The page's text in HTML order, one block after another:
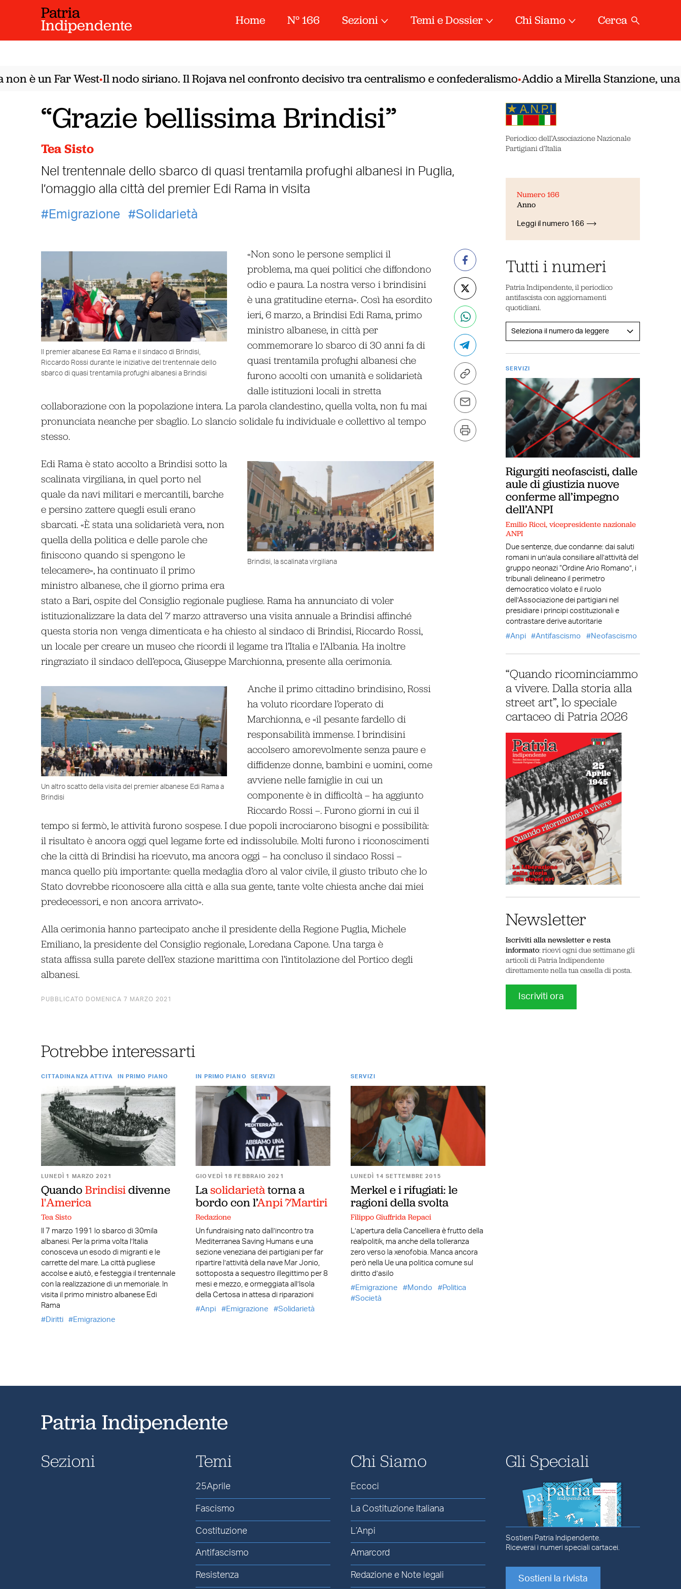
Patria
Indipendente Home N° 166 Sezioni Temi e Dossier Chi Siamo Cerca
è un Far West•Il nodo siriano. Il Rojava nel confronto decisivo tra centralismo e confederalismo•Addio a Mirella Stanzione, una
“Grazie bellissima Brindisi”
Tea Sisto
Nel trentennale dello sbarco di quasi trentamila profughi albanesi in Puglia,
l’omaggio alla città del premier Edi Rama in visita
Emigrazione
Solidarietà
Il premier albanese Edi Rama e il sindaco di Brindisi,
Riccardo Rossi durante le iniziative del trentennale dello
sbarco di quasi trentamila profughi albanesi a Brindisi
«Non sono le persone semplici il
problema, ma quei politici che diffondono
odio e paura. La nostra verso i brindisini
è una gratitudine eterna». Così ha esordito
ieri, 6 marzo, a Brindisi Edi Rama, primo
ministro albanese, in città per
commemorare lo sbarco di 30 anni fa di
quasi trentamila profughi albanesi che
furono accolti con umanità e solidarietà
dalle istituzioni locali in stretta
collaborazione con la popolazione intera. La parola clandestino, quella volta, non fu mai
pronunciata neanche per sbaglio. Lo slancio solidale fu individuale e collettivo al tempo
stesso.
Brindisi, la scalinata virgiliana
Edi Rama è stato accolto a Brindisi sotto la
scalinata virgiliana, in quel porto nel
quale da navi militari e mercantili, barche
e persino zattere quegli esuli erano
sbarcati. «È stata una solidarietà vera, non
quella della politica e delle parole che
finiscono quando si spengono le
telecamere», ha continuato il primo
ministro albanese, che il giorno prima era
stato a Bari, ospite del Consiglio regionale pugliese. Rama ha annunciato di voler
istituzionalizzare la data del 7 marzo attraverso una visita annuale a Brindisi affinché
questa storia non venga dimenticata e ha chiesto al sindaco di Brindisi, Riccardo Rossi,
un locale per creare un museo che ricordi il legame tra l’Italia e l’Albania. Ha inoltre
ringraziato il sindaco dell’epoca, Giuseppe Marchionna, presente alla cerimonia.
Un altro scatto della visita del premier albanese Edi Rama a
Brindisi
Anche il primo cittadino brindisino, Rossi
ha voluto ricordare l’operato di
Marchionna, e «il pesante fardello di
responsabilità immense. I brindisini
accolsero amorevolmente senza paure e
diffidenze donne, bambini e uomini, come
avviene nelle famiglie in cui un
componente è in difficoltà – ha aggiunto
Riccardo Rossi –. Furono giorni in cui il
tempo si fermò, le attività furono sospese. I due popoli incrociarono bisogni e possibilità:
il risultato è ancora oggi quel legame forte ed indissolubile. Molti furono i riconoscimenti
che la città di Brindisi ha ricevuto, ma ancora oggi – ha concluso il sindaco Rossi –
manca quello più importante: quella medaglia d’oro al valor civile, il giusto tributo che lo
Stato dovrebbe riconoscere alla città e alla sua gente, tante volte chiesta anche dai miei
predecessori, e non ancora arrivato».
Alla cerimonia hanno partecipato anche il presidente della Regione Puglia, Michele
Emiliano, la presidente del Consiglio regionale, Loredana Capone. Una targa è
stata affissa sulla parete dell’ex stazione marittima con l’intitolazione del Portico degli
albanesi.
PUBBLICATO DOMENICA 7 MARZO 2021
Potrebbe interessarti
CITTADINANZA ATTIVA IN PRIMO PIANO
LUNEDÌ 1 MARZO 2021
Quando Brindisidivenne
l'America
Tea Sisto
Il 7 marzo 1991 lo sbarco di 30mila
albanesi. Per la prima volta l’Italia
conosceva un esodo di migranti e le
carrette del mare. La città pugliese
accolse e aiutò, e festeggia il trentennale
con la realizzazione di un memoriale. In
visita il primo ministro albanese Edi
Rama
Diritti
Emigrazione
IN PRIMO PIANO SERVIZI
GIOVEDÌ 18 FEBBRAIO 2021
Lasolidarietàtorna a
bordo con l’Anpi 7Martiri
Redazione
Un fundraising nato dall’incontro tra
Mediterranea Saving Humans e una
sezione veneziana dei partigiani per far
ripartire l’attività della nave Mar Jonio,
sottoposta a sequestro illegittimo per 8
mesi e mezzo, e ormeggiata all’Isola
della Certosa in attesa di riparazioni
Anpi
Emigrazione Solidarietà
SERVIZI
LUNEDÌ 14 SETTEMBRE 2015
Merkel e i rifugiati: le
ragioni della svolta
Filippo Giuffrida Repaci
L’apertura della Cancelliera è frutto della
realpolitik, ma anche della tolleranza
zero verso la xenofobia. Manca ancora
però nella Ue una politica comune sul
diritto d’asilo
Emigrazione
Mondo
Politica
Società
Periodico dell’Associazione Nazionale
Partigiani d’Italia
Numero 166
Anno
Leggi il numero 166
Tutti i numeri
Patria Indipendente, il periodico
antifascista con aggiornamenti
quotidiani.
SERVIZI
Rigurgiti neofascisti, dalle
aule di giustizia nuove
conferme all’impegno
dell’ANPI
Emilio Ricci, vicepresidente nazionale
ANPI
Due sentenze, due condanne: dai saluti
romani in un’aula consiliare all’attività del
gruppo neonazi “Ordine Ario Romano”, i
tribunali delineano il perimetro
democratico violato e il ruolo
dell’Associazione dei partigiani nel
presidiare i principi costituzionali e
contrastare derive autoritarie
Anpi
Antifascismo Neofascismo
“Quando ricominciammo
a vivere. Dalla storia alla
street art”, lo speciale
cartaceo di Patria 2026
Newsletter
Iscriviti alla newsletter e resta
informato: ricevi ogni due settimane gli
articoli di Patria Indipendente
direttamente nella tua casella di posta.
Iscriviti ora
Patria Indipendente
Sezioni Temi
25Aprile
Fascismo
Costituzione
Antifascismo
Resistenza
Chi Siamo
Eccoci
La Costituzione Italiana
L’Anpi
Amarcord
Redazione e Note legali
Gli Speciali
Sostieni Patria Indipendente.
Riceverai i numeri speciali cartacei.
Sostieni la rivista